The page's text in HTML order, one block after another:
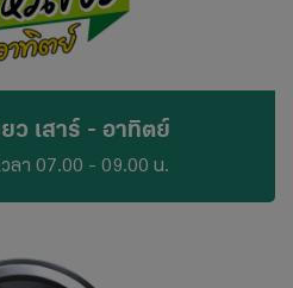
ยว เสาร์ - อาทิตย์
วลา 07.00 - 09.00 น.